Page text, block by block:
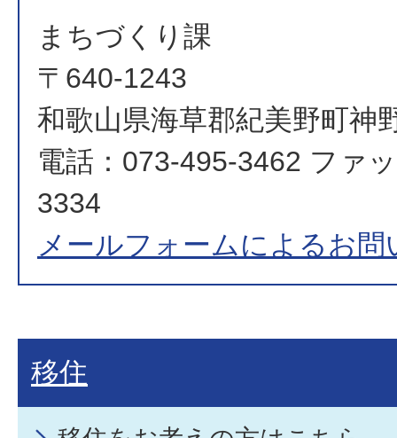
まちづくり課
〒640-1243
和歌山県海草郡紀美野町神
電話：073-495-3462 ファ
3334
メールフォームによるお問
移住